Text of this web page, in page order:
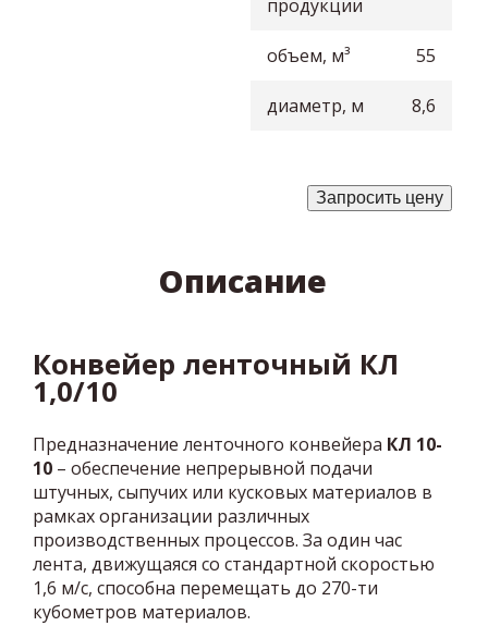
продукции
объем, м³ 55
диаметр, м 8,6
Запросить цену
Описание
Конвейер ленточный КЛ
1,0/10
Предназначение ленточного конвейера КЛ 10-
10 – обеспечение непрерывной подачи
штучных, сыпучих или кусковых материалов в
рамках организации различных
производственных процессов. За один час
лента, движущаяся со стандартной скоростью
1,6 м/с, способна перемещать до 270-ти
кубометров материалов.